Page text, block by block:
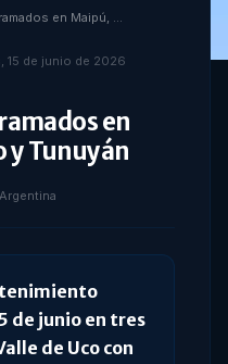
Cortes de luz programados en Maipú, Tupungato y Tunuyán
15 de junio de 2026
en
y Tunuyán
de junio en tres
de Uco con